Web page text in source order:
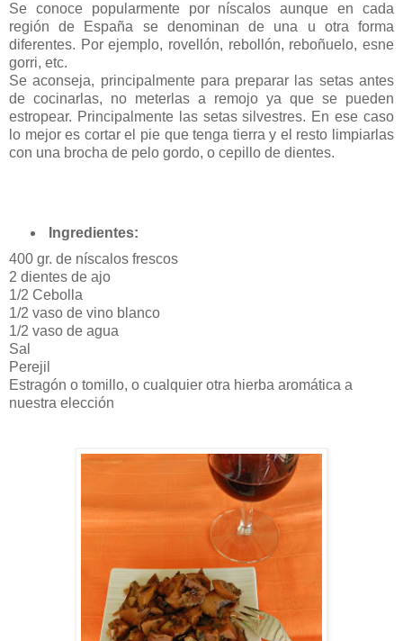
Se conoce popularmente por níscalos aunque en cada
región de España se denominan de una u otra forma
diferentes. Por ejemplo, rovellón, rebollón, reboñuelo, esne
gorri, etc.
Se aconseja, principalmente para preparar las setas antes
de cocinarlas, no meterlas a remojo ya que se pueden
estropear. Principalmente las setas silvestres. En ese caso
lo mejor es cortar el pie que tenga tierra y el resto limpiarlas
con una brocha de pelo gordo, o cepillo de dientes.
Ingredientes:
400 gr. de níscalos frescos
2 dientes de ajo
1/2 Cebolla
1/2 vaso de vino blanco
1/2 vaso de agua
Sal
Perejil
Estragón o tomillo, o cualquier otra hierba aromática a
nuestra elección